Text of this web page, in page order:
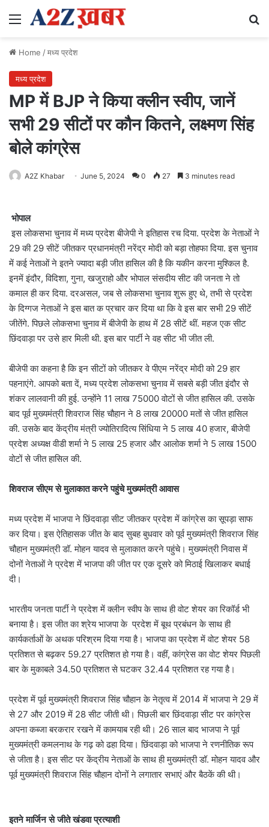
Menu
Home /मध्य प्रदेश
मध्य प्रदेश
MP में BJP ने किया क्लीन स्वीप, जानें
सभी 29 सीटों पर कौन कितने, लक्ष्मण सिंह
बोले कांग्रेस
A2Z Khabar June 5, 2024 0 27 3 minutes read
भोपाल
इस लोकसभा चुनाव में मध्य प्रदेश बीजेपी ने इतिहास रच दिया. प्रदेश के नेताओं ने
29 की 29 सीटें जीतकर प्रधानमंत्री नरेंद्र मोदी को बड़ा तोहफा दिया. इस चुनाव
में कई नेताओं ने इतने ज्यादा बड़ी जीत हासिल की है कि यकीन करना मुश्किल है.
इनमें इंदौर, विदिशा, गुना, खजुराहो और भोपाल संसदीय सीट की जनता ने तो
कमाल ही कर दिया. दरअसल, जब से लोकसभा चुनाव शुरू हुए थे, तभी से प्रदेश
के दिग्गज नेताओं ने इस बात क प्रचार कर दिया था कि वे इस बार सभी 29 सीटें
जीतेंगे. पिछले लोकसभा चुनाव में बीजेपी के हाथ में 28 सीटें थीं. महज एक सीट
छिंदवाड़ा पर उसे हार मिली थी. इस बार पार्टी ने वह सीट भी जीत ली.
बीजेपी का कहना है कि इन सीटों को जीतकर वे पीएम नरेंद्र मोदी को 29 हार
पहनाएंगे. आपको बता दें, मध्य प्रदेश लोकसभा चुनाव में सबसे बड़ी जीत इंदौर से
शंकर लालवानी की हुई. उन्होंने 11 लाख 75000 वोटों से जीत हासिल की. उसके
बाद पूर्व मुख्यमंत्री शिवराज सिंह चौहान ने 8 लाख 20000 मतों से जीत हासिल
की. उसके बाद केंद्रीय मंत्री ज्योतिरादित्य सिंधिया ने 5 लाख 40 हजार, बीजेपी
प्रदेश अध्यक्ष वीडी शर्मा ने 5 लाख 25 हजार और आलोक शर्मा ने 5 लाख 1500
वोटों से जीत हासिल की.
शिवराज सीएम से मुलाकात करने पहुंचे मुख्यमंत्री आवास
मध्य प्रदेश में भाजपा ने छिंदवाड़ा सीट जीतकर प्रदेश में कांग्रेस का सूपड़ा साफ
कर दिया। इस ऐतिहासक जीत के बाद सुबह बुधवार को पूर्व मुख्यमंत्री शिवराज सिंह
चौहान मुख्यमंत्री डॉ. मोहन यादव से मुलाकात करने पहुंचे। मुख्यमंत्री निवास में
दोनों नेताओं ने प्रदेश में भाजपा की जीत पर एक दूसरे को मिठाई खिलाकर बधाई
दी।
भारतीय जनता पार्टी ने प्रदेश में क्लीन स्वीप के साथ ही वोट शेयर का रिकॉर्ड भी
बनाया है। इस जीत का श्रेय भाजपा के प्रदेश में बूथ प्रबंधन के साथ ही
कार्यकर्ताओं के अथक परिश्रम दिया गया है। भाजपा का प्रदेश में वोट शेयर 58
प्रतिशत से बढ़कर 59.27 प्रतिशत हो गया है। वहीं, कांग्रेस का वोट शेयर पिछली
बार के मुकाबले 34.50 प्रतिशत से घटकर 32.44 प्रतिशत रह गया है।
प्रदेश में पूर्व मुख्यमंत्री शिवराज सिंह चौहान के नेतृत्व में 2014 में भाजपा ने 29 में
से 27 और 2019 में 28 सीट जीती थी। पिछली बार छिंदवाड़ा सीट पर कांग्रेस
अपना कब्जा बरकरार रखने में कामयाब रही थी। 26 साल बाद भाजपा ने पूर्व
मुख्यमंत्री कमलनाथ के गढ़ को ढहा दिया। छिंदवाड़ा को भाजपा ने रणनीतिक रूप
से जीता है। इस सीट पर केंद्रीय नेताओं के साथ ही मुख्यमंत्री डॉ. मोहन यादव और
पूर्व मुख्यमंत्री शिवराज सिंह चौहान दोनों ने लगातार सभाएं और बैठकें की थी।
इतने मार्जिन से जीते खंडवा प्रत्याशी